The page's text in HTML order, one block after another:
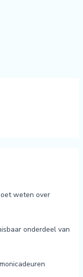
weten over
onderdeel van